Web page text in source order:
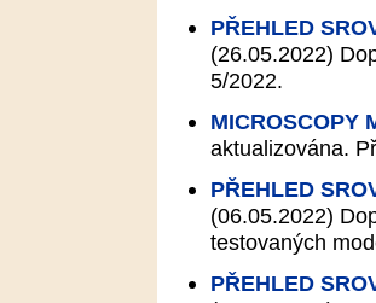
PŘEHLED
(26.05.2022)
5/2022.
MICROSCOPY
aktualizována.
PŘEHLED
(06.05.2022)
testovaných
PŘEHLED